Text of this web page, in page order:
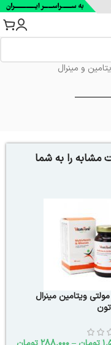
و مینرال
مشابه را به شما
ویتامین مینرال